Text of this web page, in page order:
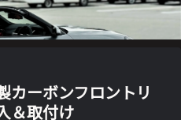
カーボンフロントリ
＆取付け